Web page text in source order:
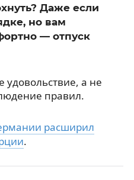
Даже если
но вам
— отпуск
удовольствие, а не
правил.
расширил
.